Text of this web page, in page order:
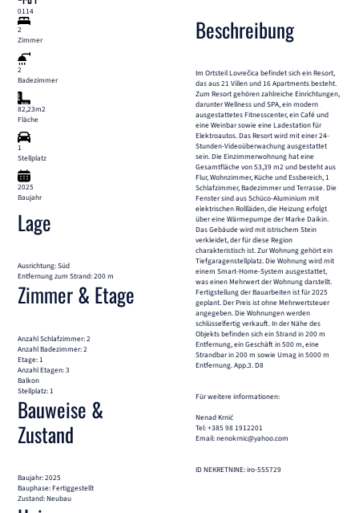
0114
2
Zimmer
2
Badezimmer
82,23m2
Fläche
1
Stellplatz
2025
Baujahr
Lage
Ausrichtung: Süd
Entfernung zum Strand: 200 m
Zimmer & Etage
Anzahl Schlafzimmer: 2
Anzahl Badezimmer: 2
Etage: 1
Anzahl Etagen: 3
Balkon
Stellplatz: 1
Bauweise &
Zustand
Baujahr: 2025
Bauphase: Fertiggestellt
Zustand: Neubau
Beschreibung
Im Ortsteil Lovrečica befindet sich ein Resort,
das aus 21 Villen und 16 Apartments besteht.
Zum Resort gehören zahlreiche Einrichtungen,
darunter Wellness und SPA, ein modern
ausgestattetes Fitnesscenter, ein Café und
eine Weinbar sowie eine Ladestation für
Elektroautos. Das Resort wird mit einer 24-
Stunden-Videoüberwachung ausgestattet
sein. Die Einzimmerwohnung hat eine
Gesamtfläche von 53,39 m2 und besteht aus
Flur, Wohnzimmer, Küche und Essbereich, 1
Schlafzimmer, Badezimmer und Terrasse. Die
Fenster sind aus Schüco-Aluminium mit
elektrischen Rollläden, die Heizung erfolgt
über eine Wärmepumpe der Marke Daikin.
Das Gebäude wird mit istrischem Stein
verkleidet, der für diese Region
charakteristisch ist. Zur Wohnung gehört ein
Tiefgaragenstellplatz. Die Wohnung wird mit
einem Smart-Home-System ausgestattet,
was einen Mehrwert der Wohnung darstellt.
Fertigstellung der Bauarbeiten ist für 2025
geplant. Der Preis ist ohne Mehrwertsteuer
angegeben. Die Wohnungen werden
schlüsselfertig verkauft. In der Nähe des
Objekts befinden sich ein Strand in 200 m
Entfernung, ein Geschäft in 500 m, eine
Strandbar in 200 m sowie Umag in 5000 m
Entfernung. App.3. D8
Für weitere informationen:
Nenad Krnić
Tel: +385 98 1912201
Email: nenokrnic@yahoo.com
ID NEKRETNINE: iro-555729